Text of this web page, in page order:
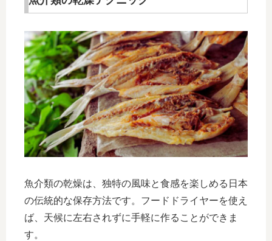
魚介類の乾燥は、独特の風味と食感を楽しめる日本
の伝統的な保存方法です。フードドライヤーを使え
ば、天候に左右されずに手軽に作ることができま
す。